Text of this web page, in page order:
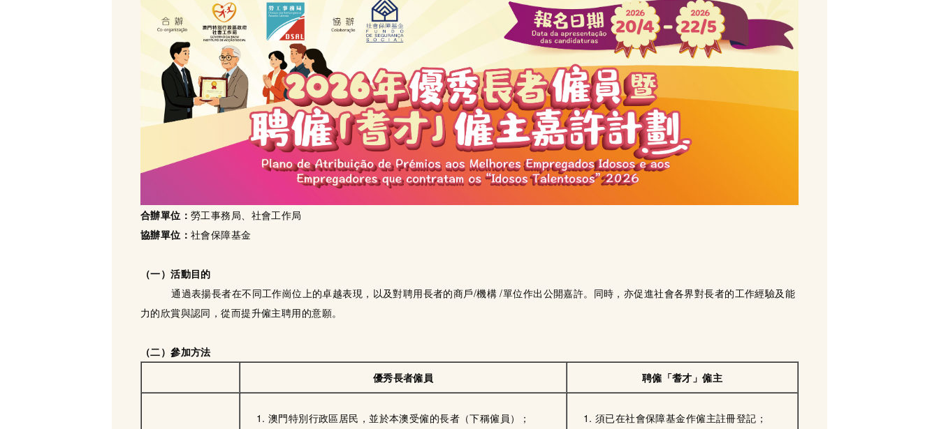
合辦單位：勞工事務局、社會工作局
協辦單位：社會保障基金
（一）活動目的
通過表揚長者在不同工作崗位上的卓越表現，以及對聘用長者的商戶/機構 /單位作出公開嘉許。同時，亦促進社會各界對長者的工作經驗及能
力的欣賞與認同，從而提升僱主聘用的意願。
（二）參加方法
優秀長者僱員
聘僱「耆才」僱主
澳門特別行政區居民，並於本澳受僱的長者（下稱僱員）；
須已在社會保障基金作僱主註冊登記；